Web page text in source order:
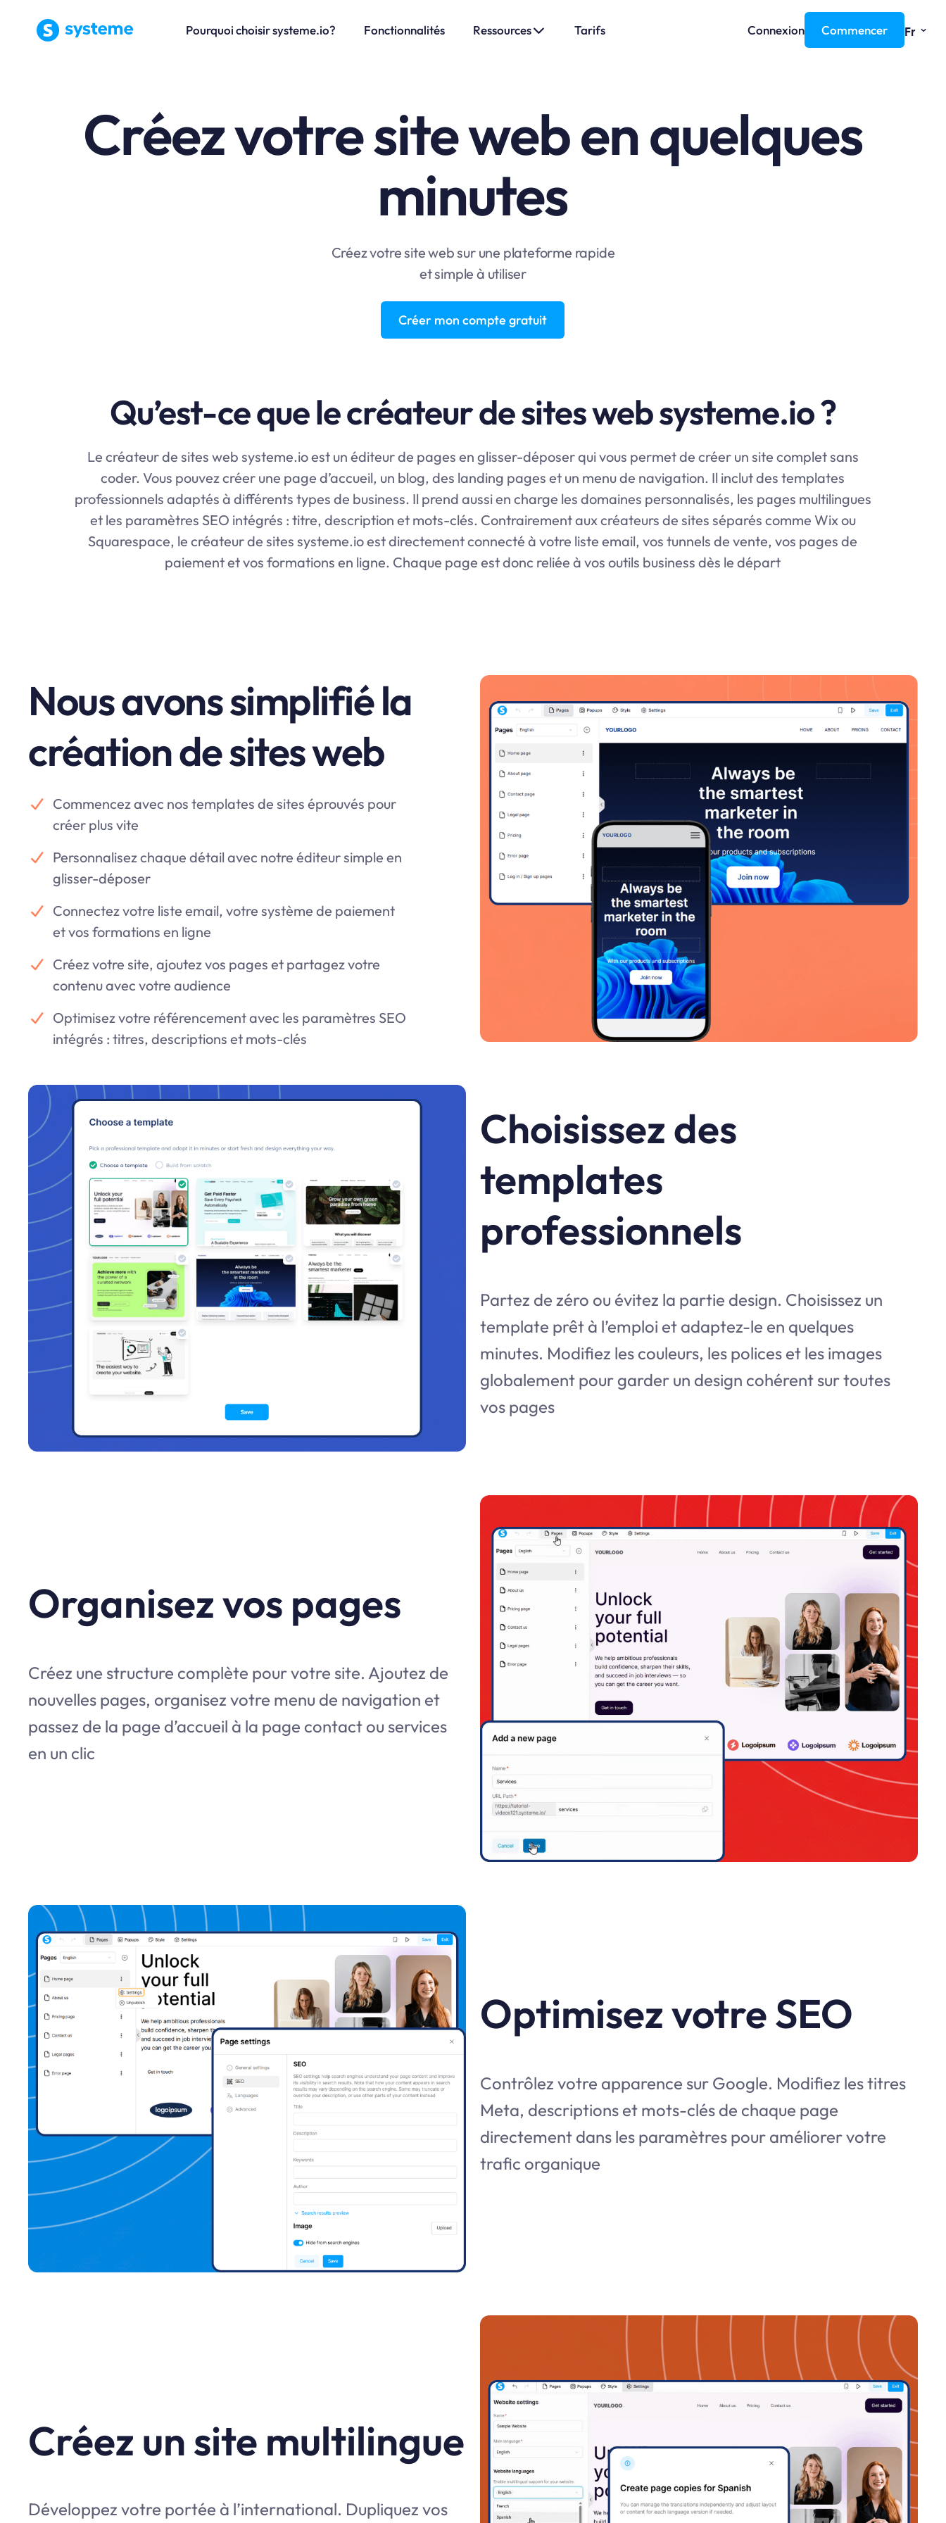
Pourquoi choisir systeme.io? Fonctionnalités Ressources Tarifs Connexion Commencer Fr ⌄
Créez votre site web en quelques
minutes
Créez votre site web sur une plateforme rapide
et simple à utiliser
Créer mon compte gratuit
Qu’est-ce que le créateur de sites web systeme.io ?
Le créateur de sites web systeme.ioest un éditeur de pages en glisser-déposer qui vous permet de créer un site complet sans
coder. Vous pouvez créer une page d’accueil, un blog, des landing pages et un menu de navigation. Il inclut des templates
professionnels adaptés à différents types de business. Il prend aussi en charge les domaines personnalisés, les pages multilingues
et les paramètres SEO intégrés : titre, description et mots-clés. Contrairement aux créateurs de sites séparés comme Wix ou
Squarespace, le créateur de sitessysteme.ioest directement connecté à votre liste email, vos tunnels de vente, vos pages de
paiement et vos formations en ligne. Chaque page est donc reliée à vos outils business dès le départ
Nous avons simplifié la
création de sites web
Commencez avec nos templates de sites éprouvés pour
créer plus vite
Personnalisez chaque détail avec notre éditeur simple en
glisser-déposer
Connectez votre liste email, votre système de paiement
et vos formations en ligne
Créez votre site, ajoutez vos pages et partagez votre
contenu avec votre audience
Optimisez votre référencement avec les paramètres SEO
intégrés : titres, descriptions et mots-clés
Choisissez des
templates
professionnels
Partez de zéro ou évitez la partie design. Choisissez un
template prêt à l’emploi et adaptez-le en quelques
minutes. Modifiez les couleurs, les polices et les images
globalement pour garder un design cohérent sur toutes
vos pages
Organisez vos pages
Créez une structure complète pour votre site. Ajoutez de
nouvelles pages, organisez votre menu de navigation et
passez de la page d’accueil à la page contact ou services
en un clic
Optimisez votre SEO
Contrôlez votre apparence sur Google. Modifiez les titres
Meta, descriptions et mots-clés de chaque page
directement dans les paramètres pour améliorer votre
trafic organique
Créez un site multilingue
Développez votre portée à l’international. Dupliquez vos